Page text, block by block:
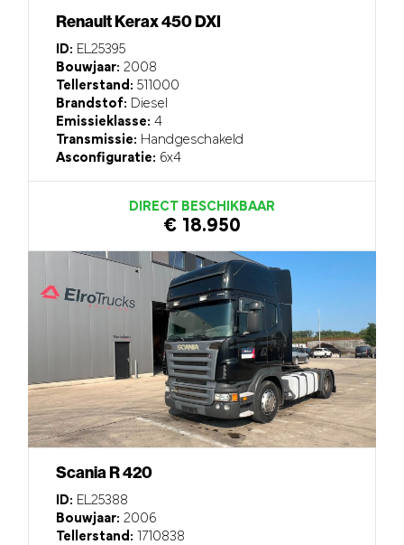
Renault Kerax 450 DXI
ID: EL25395
Bouwjaar: 2008
Tellerstand: 511000
Brandstof: Diesel
Emissieklasse: 4
Transmissie: Handgeschakeld
Asconfiguratie: 6x4
DIRECT BESCHIKBAAR
€ 18.950
Scania R 420
ID: EL25388
Bouwjaar: 2006
Tellerstand: 1710838